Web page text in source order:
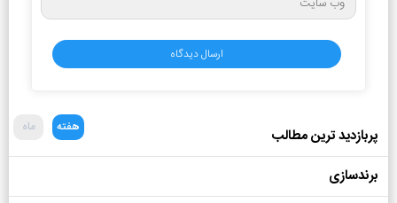
پربازدید ترین مطالب هفته ماه
برندسازی